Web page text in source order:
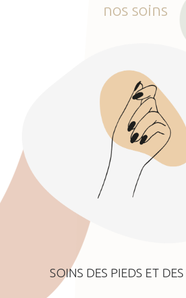
nos soins
SOINS DES PIEDS ET